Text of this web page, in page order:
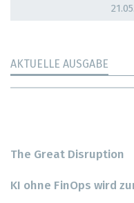
AKTUELLE AUSGABE
The Great Disruption
KI ohne FinOps wird